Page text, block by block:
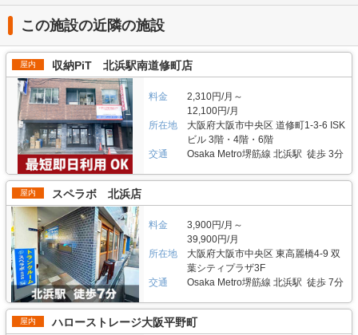
います。収納して頂いているものとしては、家具や家電のほか、ご自宅で場
所を取ってしまうアウトドア用品などが主となっています。また多くの方の
生活拠点となっていることもあり、タイヤの収納先としてもご利用頂いてい
ます。車で2分ほどの距離には「オレンジコンテナ相模原久保沢」があり、
こちらは法人のお客様にも人気の施設です。こちらの「オレンジコンテナ相
模原久保沢」が満室の場合などは、「オレンジコンテナ相模原原宿Part1」
へのご案内も可能です。 セキュリティや安全面について教えてください。
コンテナの各収納スペースは、ドイツ製の頑丈な南京錠によって施錠されて
います。前面道路は車通りの多い国道ですので、夜間帯でも明るく、人目も
ありますので安心してご利用頂けます。こちらの店舗でも使用しているコン
テナは、断熱材を使用し、通気口も設置しておりますので、夏場であっても
内部の温度は一定程度に抑えることが出来ます。また、施設内のコンテナは
全て平置きとなっておりますので、荷物をもって階段を昇り降りするがない
ため、安全にご利用頂けます。なお、巡回も月に2度行っておりますので、
いつでも清潔な環境で快適にご利用頂けます。 費用や契約について教えて
ください。 「オレンジコンテナ相模原原宿Part1」の収納スペースは、0.8
帖から4.0帖までの5つのサイズとなっており、月額4,400円～23,100円(税
込)の価格帯でご利用頂けます。またバイク収納スペースは4.0帖で、月額
23,650円(税込)となっています。初期費用は、年間保証料や事務手数料のほ
か、鍵代、LEDライト代などが掛かりますので、詳細はお問い合わせくださ
い。支払い方法は、クレジットカード決済もしくは口座振替をご選択頂けま
す。口座振替の場合、契約金のみ銀行振込で、それ以降は自動振り替えとな
ります。時期によってお得なキャンペーンなども実施しております。詳細情
報はLIFULLトランクルームのHPをご覧ください。24時間対応可能なWEB
契約もおすすめです。 編集後記 今回取材した「オレンジコンテナ相模原原
宿Part1」は先行して周辺エリアに出店した「オレンジコンテナ相模原久保
マンホールディングス株式会社が運営している「オレンジコンテナ高槻
Part10」の特長や利用用途などをご紹介します。 「オレンジコンテナ高槻
Part10」の特長を教えてください。 「オレンジコンテナ高槻Part10」では
コンテナを全て平置きし、それぞれの間隔も広く取っておりますので、車で
進入・横付けしやすい構造になっています。そのため、大きい荷物や重ため
の荷物などの運搬も簡単に行える施設です。また使用しているコンテナは建
築確認を取っておりますので、大切な荷物も安心して収納して頂けます。当
施設が所在する大阪府高槻市はコンテナなどの収納スペースのニーズが非常
に高いエリアでもあります。 主にどんな方がご利用されているのでしょう
か？ 周囲は戸建ての住宅が広がる住宅街となっています。そのため、そち
らにお住いのお客様が季節物の衣類や家具・家電などを保管しています。ま
た、近年人気のキャンプ用品などご自宅に保管すると場所を取ってしまうも
のなどの収納スペースとしてもご利用頂いております。そのほか、法人のお
客様に資材や建材、書類などの保管場所としてもご活用頂いております。府
道や国道など大きな道路に近いという立地からバイク収納スペースも人気で
す。 セキュリティや安全面について教えてください。 「オレンジコンテナ
高槻Part10」は月2回の巡回を実施し、敷地内の掃除や点検、備品のチェッ
クなどを行っています。またコンテナにはドイツ製の頑丈な鍵を使用してお
りますので、強固なセキュリティと清潔感のある空間で安心して大切のお荷
物を預けられます。また、コンテナには通気口を2か所設置し、断熱材も使
用しておりますので、屋外型コンテナではありますが、温度や湿度を一定に
保つことが出来ます。敷地内のコンテナは全て平置きでゆとりをもって配置
しておりますので、車を横付けしての荷物の出し入れも簡単です。 費用や
契約について教えてください。 月額4,840円～19,250円(税込)の価格帯でご
利用頂けます。バイク収納スペースもあり、こちらは月額10,175円～
19,800円(税込)の価格帯となっています。初期費用としては、保証料や南京
この施設の近隣の施設
屋内 収納PiT 北浜駅南道修町店
料金
2,310円/月～
12,100円/月
所在地
大阪府大阪市中央区 道修町1-3-6 ISK
ビル 3階・4階・6階
交通
Osaka Metro堺筋線 北浜駅 徒歩 3分
屋内 スペラボ 北浜店
料金
3,900円/月～
39,900円/月
所在地
大阪府大阪市中央区 東高麗橋4-9 双
葉シティプラザ3F
交通
Osaka Metro堺筋線 北浜駅 徒歩 7分
屋内 ハローストレージ大阪平野町